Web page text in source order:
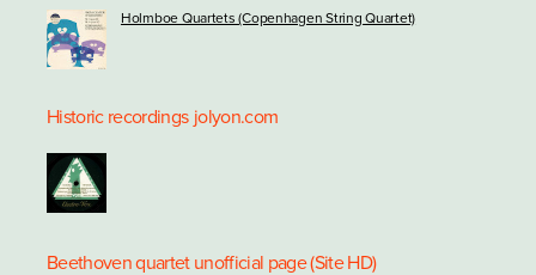
Holmboe Quartets (Copenhagen String Quartet)
Historic recordings jolyon.com
Beethoven quartet unofficial page (Site HD)